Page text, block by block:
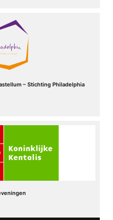
– Stichting Philadelphia